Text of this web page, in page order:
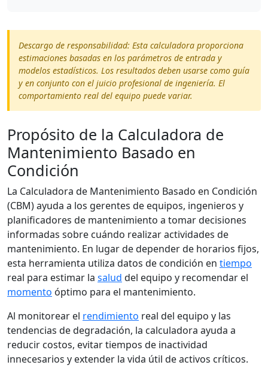
Descargo de responsabilidad: Esta calculadora proporciona
estimaciones basadas en los parámetros de entrada y
modelos estadísticos. Los resultados deben usarse como guía
y en conjunto con el juicio profesional de ingeniería. El
comportamiento real del equipo puede variar.
Propósito de la Calculadora de
Mantenimiento Basado en
Condición
La Calculadora de Mantenimiento Basado en Condición
(CBM) ayuda a los gerentes de equipos, ingenieros y
planificadores de mantenimiento a tomar decisiones
informadas sobre cuándo realizar actividades de
mantenimiento. En lugar de depender de horarios fijos,
esta herramienta utiliza datos de condición en tiempo
real para estimar la salud del equipo y recomendar el
momento óptimo para el mantenimiento.
Al monitorear el rendimiento real del equipo y las
tendencias de degradación, la calculadora ayuda a
reducir costos, evitar tiempos de inactividad
innecesarios y extender la vida útil de activos críticos.